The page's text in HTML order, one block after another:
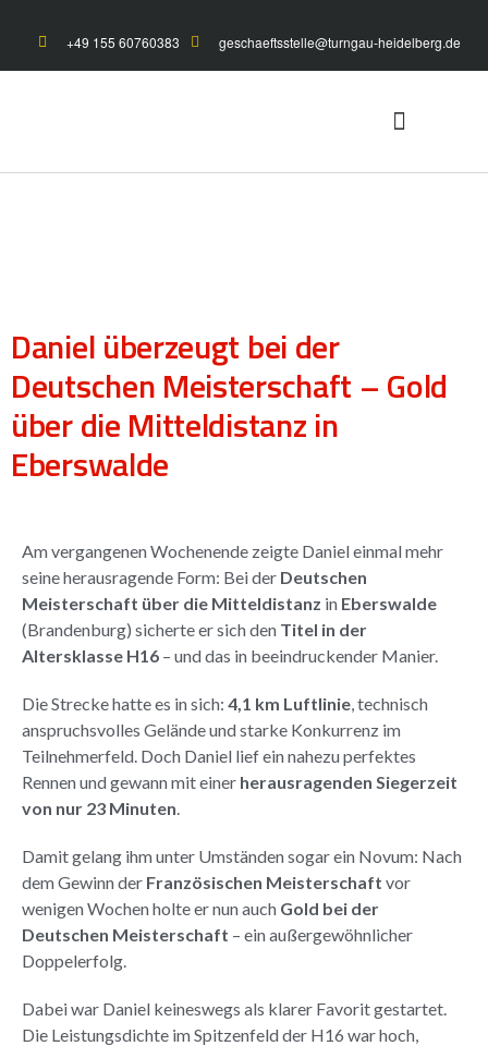
+49 155 60760383 geschaeftsstelle@turngau-heidelberg.de
Daniel überzeugt bei der
Deutschen Meisterschaft – Gold
über die Mitteldistanz in
Eberswalde
Am vergangenen Wochenende zeigte Daniel einmal mehr
seine herausragende Form: Bei der Deutschen
Meisterschaft über die Mitteldistanz in Eberswalde
(Brandenburg) sicherte er sich den Titel in der
Altersklasse H16 – und das in beeindruckender Manier.
Die Strecke hatte es in sich: 4,1 km Luftlinie, technisch
anspruchsvolles Gelände und starke Konkurrenz im
Teilnehmerfeld. Doch Daniel lief ein nahezu perfektes
Rennen und gewann mit einer herausragenden Siegerzeit
von nur 23 Minuten.
Damit gelang ihm unter Umständen sogar ein Novum: Nach
dem Gewinn der Französischen Meisterschaft vor
wenigen Wochen holte er nun auch Gold bei der
Deutschen Meisterschaft – ein außergewöhnlicher
Doppelerfolg.
Dabei war Daniel keineswegs als klarer Favorit gestartet.
Die Leistungsdichte im Spitzenfeld der H16 war hoch,